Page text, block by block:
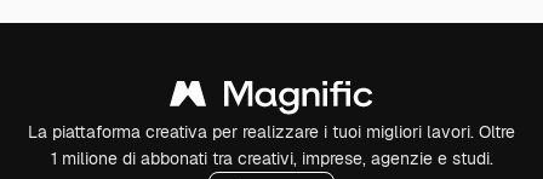
La piattaforma creativa per realizzare i tuoi migliori lavori. Oltre
1 milione di abbonati tra creativi, imprese, agenzie e studi.